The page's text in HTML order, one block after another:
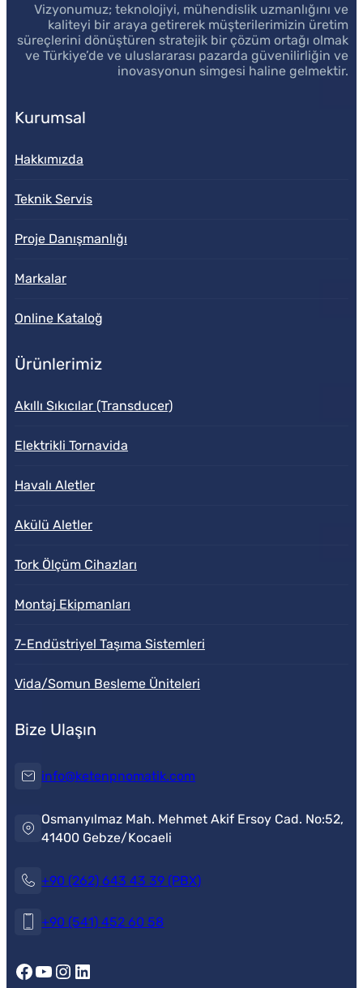
Vizyonumuz; teknolojiyi, mühendislik uzmanlığını ve
kaliteyi bir araya getirerek müşterilerimizin üretim
süreçlerini dönüştüren stratejik bir çözüm ortağı olmak
ve Türkiye’de ve uluslararası pazarda güvenilirliğin ve
inovasyonun simgesi haline gelmektir.
Kurumsal
Hakkımızda
Teknik Servis
Proje Danışmanlığı
Markalar
Online Kataloğ
Ürünlerimiz
Akıllı Sıkıcılar (Transducer)
Elektrikli Tornavida
Havalı Aletler
Akülü Aletler
Tork Ölçüm Cihazları
Montaj Ekipmanları
7-Endüstriyel Taşıma Sistemleri
Vida/Somun Besleme Üniteleri
Bize Ulaşın
info@ketenpnomatik.com
Osmanyılmaz Mah. Mehmet Akif Ersoy Cad. No:52,
41400 Gebze/Kocaeli
+90 (262) 643 43 39 (PBX)
+90 (541) 452 60 58
Facebook YouTube Instagram LinkedIn